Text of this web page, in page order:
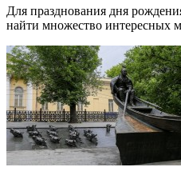
Для празднования дня
найти множество интересных